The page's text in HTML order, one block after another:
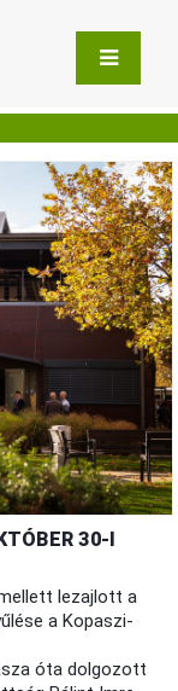
30-I
lezajlott a
a Kopaszi-
óta dolgozott